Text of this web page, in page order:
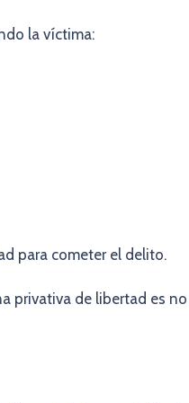
la víctima:
para cometer el delito.
privativa de libertad es no